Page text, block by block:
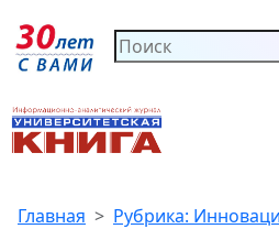
Главная Рубрика: